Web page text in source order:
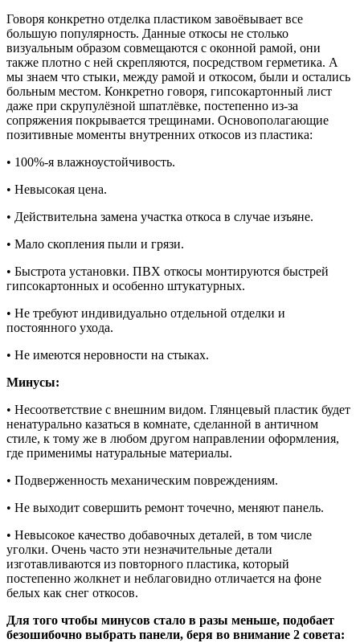
Говоря конкретно отделка пластиком завоёвывает все
большую популярность. Данные откосы не столько
визуальным образом совмещаются с оконной рамой, они
также плотно с ней скрепляются, посредством герметика. А
мы знаем что стыки, между рамой и откосом, были и остались
больным местом. Конкретно говоря, гипсокартонный лист
даже при скрупулёзной шпатлёвке, постепенно из-за
сопряжения покрывается трещинами. Основополагающие
позитивные моменты внутренних откосов из пластика:
• 100%-я влажноустойчивость.
• Невысокая цена.
• Действительна замена участка откоса в случае изъяне.
• Мало скопления пыли и грязи.
• Быстрота установки. ПВХ откосы монтируются быстрей
гипсокартонных и особенно штукатурных.
• Не требуют индивидуально отдельной отделки и
постоянного ухода.
• Не имеются неровности на стыках.
Минусы:
• Несоответствие с внешним видом. Глянцевый пластик будет
ненатурально казаться в комнате, сделанной в античном
стиле, к тому же в любом другом направлении оформления,
где применимы натуральные материалы.
• Подверженность механическим повреждениям.
• Не выходит совершить ремонт точечно, меняют панель.
• Невысокое качество добавочных деталей, в том числе
уголки. Очень часто эти незначительные детали
изготавливаются из повторного пластика, который
постепенно жолкнет и неблаговидно отличается на фоне
белых как снег откосов.
Для того чтобы минусов стало в разы меньше, подобает
безошибочно выбрать панели, беря во внимание 2 совета: